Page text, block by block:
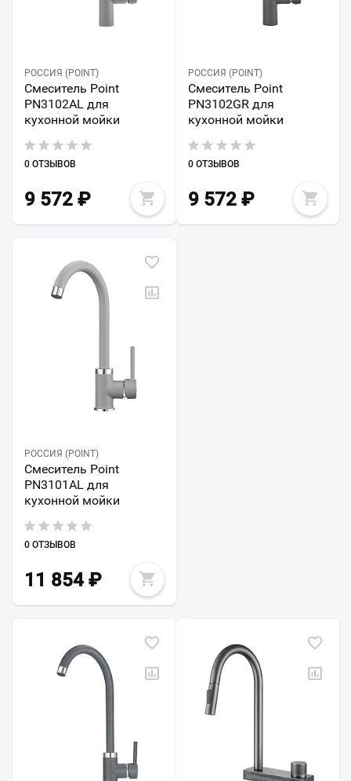
РОССИЯ (POINT)
Смеситель Point
PN3102AL для
кухонной мойки
0 ОТЗЫВОВ
9 572 ₽
РОССИЯ (POINT)
Смеситель Point
PN3102GR для
кухонной мойки
0 ОТЗЫВОВ
9 572₽
РОССИЯ (POINT)
Смеситель Point
PN3101AL для
кухонной мойки
0 ОТЗЫВОВ
11 854 ₽